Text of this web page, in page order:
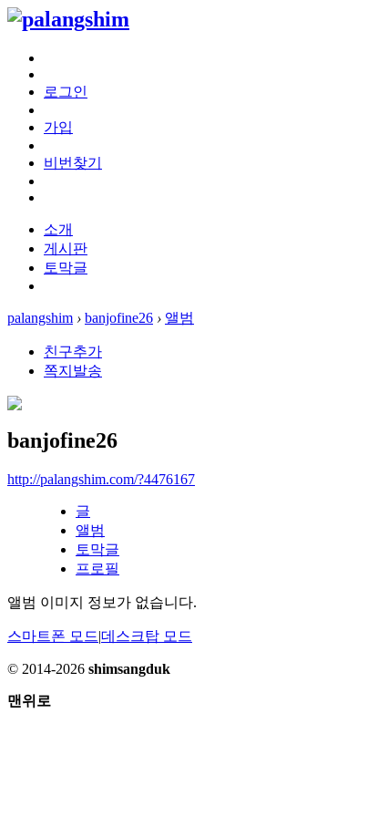
로그인
가입
비번찾기
소개
게시판
토막글
palangshim › banjofine26 › 앨범
친구추가
쪽지발송
banjofine26
http://palangshim.com/?4476167
글
앨범
토막글
프로필
앨범 이미지 정보가 없습니다.
스마트폰 모드|데스크탑 모드
© 2014-2026 shimsangduk
맨위로